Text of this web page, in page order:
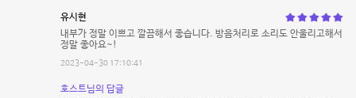
유시현
내부가 정말 이쁘고 깔끔해서 좋습니다. 방음처리로 소리도 안울리고해서
정말 좋아요~!
2023-04-30 17:10:41
호스트님의 답글